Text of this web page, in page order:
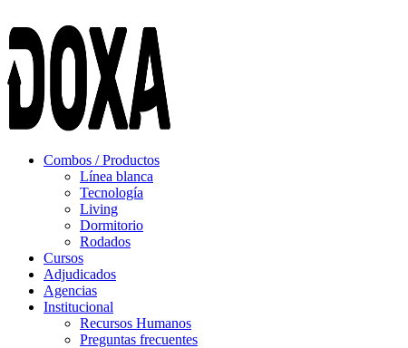
Combos / Productos
Línea blanca
Tecnología
Living
Dormitorio
Rodados
Cursos
Adjudicados
Agencias
Institucional
Recursos Humanos
Preguntas frecuentes